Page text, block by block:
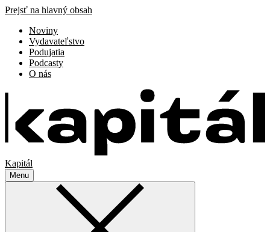
Prejsť na hlavný obsah
Noviny
Vydavateľstvo
Podujatia
Podcasty
O nás
Kapitál
Menu